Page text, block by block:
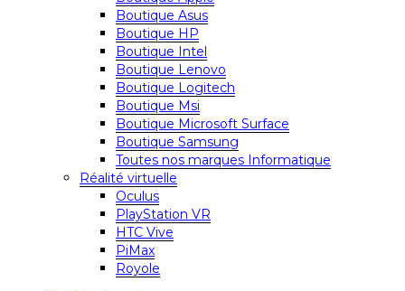
Boutique Asus
Boutique HP
Boutique Intel
Boutique Lenovo
Boutique Logitech
Boutique Msi
Boutique Microsoft Surface
Boutique Samsung
Toutes nos marques Informatique
Réalité virtuelle
Oculus
PlayStation VR
HTC Vive
PiMax
Royole